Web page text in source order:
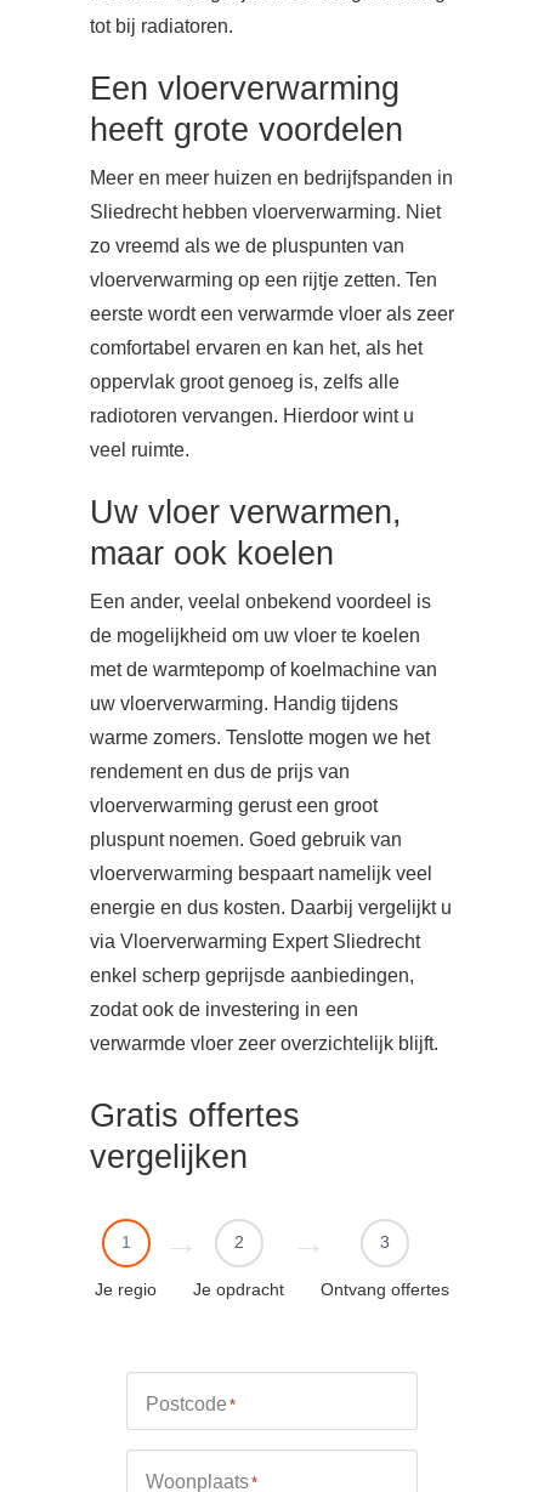
tot bij radiatoren.
Een vloerverwarming
heeft grote voordelen
Meer en meer huizen en bedrijfspanden in
Sliedrecht hebben vloerverwarming. Niet
zo vreemd als we de pluspunten van
vloerverwarming op een rijtje zetten. Ten
eerste wordt een verwarmde vloer als zeer
comfortabel ervaren en kan het, als het
oppervlak groot genoeg is, zelfs alle
radiotoren vervangen. Hierdoor wint u
veel ruimte.
Uw vloer verwarmen,
maar ook koelen
Een ander, veelal onbekend voordeel is
de mogelijkheid om uw vloer te koelen
met de warmtepomp of koelmachine van
uw vloerverwarming. Handig tijdens
warme zomers. Tenslotte mogen we het
rendement en dus de prijs van
vloerverwarming gerust een groot
pluspunt noemen. Goed gebruik van
vloerverwarming bespaart namelijk veel
energie en dus kosten. Daarbij vergelijkt u
via Vloerverwarming Expert Sliedrecht
enkel scherp geprijsde aanbiedingen,
zodat ook de investering in een
verwarmde vloer zeer overzichtelijk blijft.
Gratis offertes
vergelijken
1
Je regio
2
Je opdracht
3
Ontvang offertes
Postcode *
Woonplaats*